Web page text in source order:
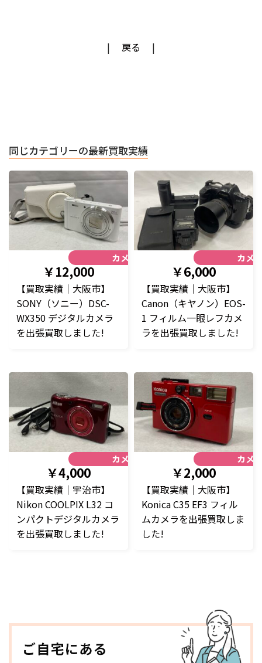
戻る
同じカテゴリーの最新買取実績
カメラ
￥12,000
【買取実績｜大阪市】
SONY（ソニー）DSC-
WX350 デジタルカメラ
を出張買取しました!
カメ
￥6,000
【買取実績｜大阪市】
Canon（キヤノン）EOS-
1 フィルム一眼レフカメ
ラを出張買取しました!
カメラ
￥4,000
【買取実績｜宇治市】
Nikon COOLPIX L32 コ
ンパクトデジタルカメラ
を出張買取しました!
カメ
￥2,000
【買取実績｜大阪市】
Konica C35 EF3 フィル
ムカメラを出張買取しま
した!